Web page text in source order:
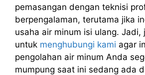
pemasangan dengan teknisi
berpengalaman, terutama jika
usaha air minum isi ulang. Jadi,
untuk menghubungi kami agar
pengolahan air minum Anda
mumpung saat ini sedang ada